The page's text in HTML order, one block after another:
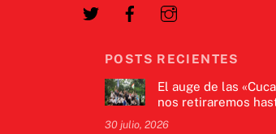
POSTS RECIENTES
El auge de las
nos retiraremos
30 julio, 2026